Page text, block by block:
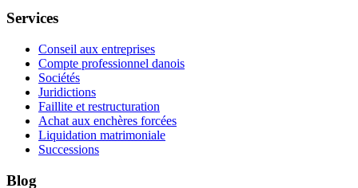
Services
Conseil aux entreprises
Compte professionnel danois
Sociétés
Juridictions
Faillite et restructuration
Achat aux enchères forcées
Liquidation matrimoniale
Successions
Blog